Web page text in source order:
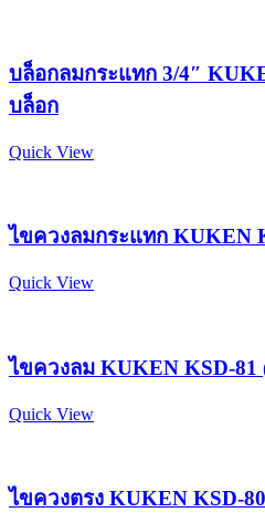
บล็อกลมกระแทก 3/4″
บล็อก
Quick View
ไขควงลมกระแทก KUKEN
Quick View
ไขควงลม KUKEN KSD-81
Quick View
ไขควงตรง KUKEN KSD-80